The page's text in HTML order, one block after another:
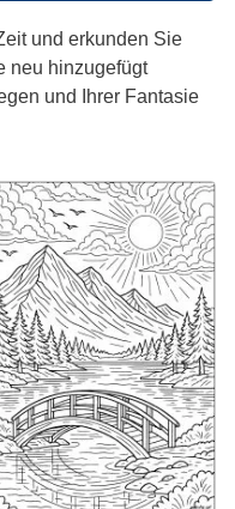
und erkunden Sie
neu hinzugefügt
und Ihrer Fantasie